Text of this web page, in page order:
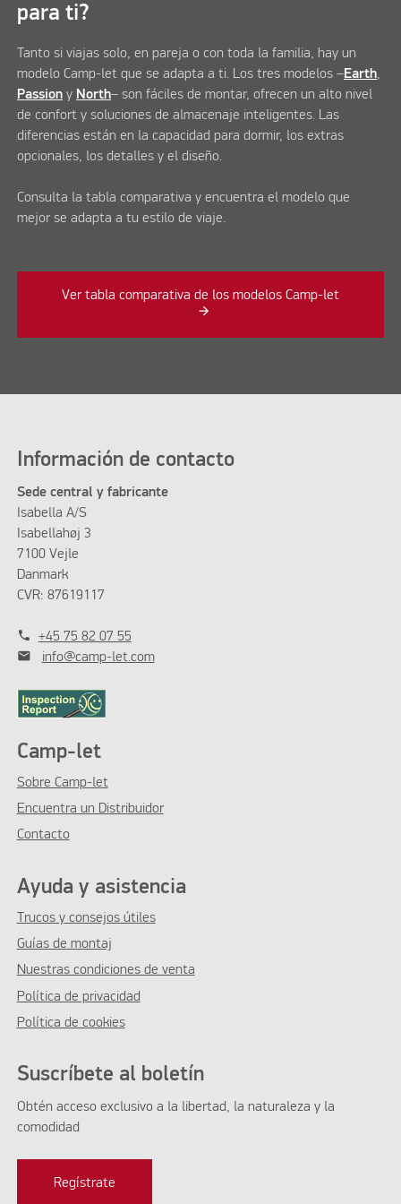
para ti?
Tanto si viajas solo, en pareja o con toda la familia, hay un
modelo Camp-let que se adapta a ti. Los tres modelos –Earth,
Passion y North– son fáciles de montar, ofrecen un alto nivel
de confort y soluciones de almacenaje inteligentes. Las
diferencias están en la capacidad para dormir, los extras
opcionales, los detalles y el diseño.
Consulta la tabla comparativa y encuentra el modelo que
mejor se adapta a tu estilo de viaje.
Ver tabla comparativa de los modelos Camp-let
Información de contacto
Sede central y fabricante
Isabella A/S
Isabellahøj 3
7100 Vejle
Danmark
CVR: 87619117
phone +45 75 82 07 55
mail info@camp-let.com
Camp-let
Sobre Camp-let
Encuentra un Distribuidor
Contacto
Ayuda y asistencia
Trucos y consejos útiles
Guías de montaj
Nuestras condiciones de venta
Política de privacidad
Política de cookies
Suscríbete al boletín
Obtén acceso exclusivo a la libertad, la naturaleza y la
comodidad
Regístrate